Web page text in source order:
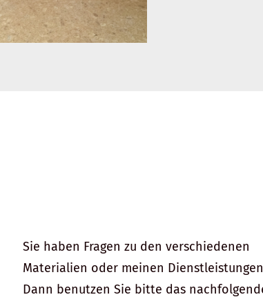
Sie haben Fragen zu den verschiedenen
Materialien oder meinen
Dann benutzen Sie bitte das